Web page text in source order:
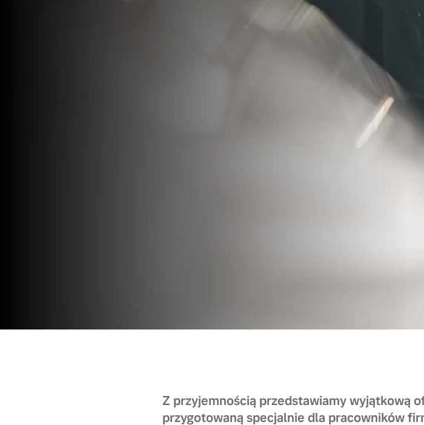
Z przyjemnością przedstawiamy wyjątkową
przygotowaną specjalnie dla pracowników